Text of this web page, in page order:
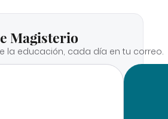
Magisterio
la educación, cada día en tu correo.